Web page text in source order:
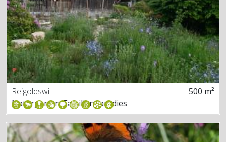
Reigoldswil
500 m²
Naturgarten-Familienparadies